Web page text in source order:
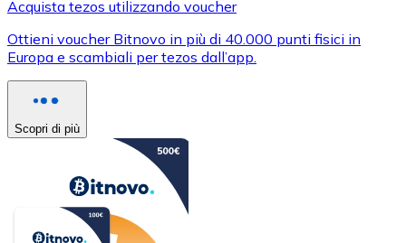
Acquista tezos utilizzando voucher
Ottieni voucher Bitnovo in più di 40.000 punti fisici in
Europa e scambiali per tezos dall’app.
Scopri di più